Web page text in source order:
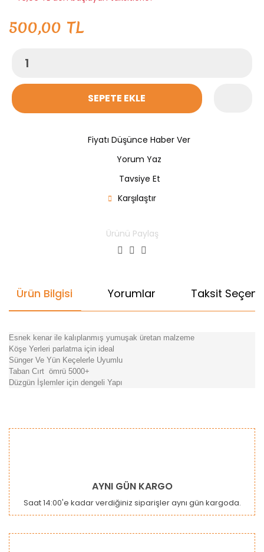
500,00 TL
SEPETE EKLE
Fiyatı Düşünce Haber Ver
Yorum Yaz
Tavsiye Et
Karşılaştır
Ürünü Paylaş
Ürün Bilgisi Yorumlar Taksit
Esnek kenar ile kalıplanmış yumuşak üretan malzeme
Köşe Yerleri parlatma için ideal
Sünger Ve Yün Keçelerle Uyumlu
Taban Cırt ömrü 5000+
Düzgün İşlemler için dengeli Yapı
Bu ürüne ilk yorumu siz yapın!
Ürün açıklamasında eksik bilgiler bulunuyor.
Ürün bilgilerinde hatalar bulunuyor.
AYNI GÜN KARGO
Saat 14:00'e kadar verdiğiniz siparişler aynı gün kargoda.